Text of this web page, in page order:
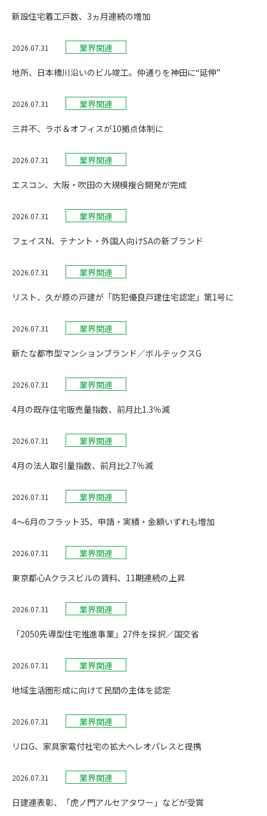
新設住宅着工戸数、3ヵ月連続の増加
2026.07.31 業界関連
地所、日本橋川沿いのビル竣工。仲通りを神田に“延伸”
2026.07.31 業界関連
三井不、ラボ＆オフィスが10拠点体制に
2026.07.31 業界関連
エスコン、大阪・吹田の大規模複合開発が完成
2026.07.31 業界関連
フェイスN、テナント・外国人向けSAの新ブランド
2026.07.31 業界関連
リスト、久が原の戸建が「防犯優良戸建住宅認定」第1号に
2026.07.31 業界関連
新たな都市型マンションブランド／ボルテックスG
2026.07.31 業界関連
4月の既存住宅販売量指数、前月比1.3％減
2026.07.31 業界関連
4月の法人取引量指数、前月比2.7％減
2026.07.31 業界関連
4〜6月のフラット35、申請・実績・金額いずれも増加
2026.07.31 業界関連
東京都心Aクラスビルの賃料、11期連続の上昇
2026.07.31 業界関連
「2050先導型住宅推進事業」27件を採択／国交省
2026.07.31 業界関連
地域生活圏形成に向けて民間の主体を認定
2026.07.31 業界関連
リロG、家具家電付社宅の拡大へレオパレスと提携
2026.07.31 業界関連
日建連表彰、「虎ノ門アルセアタワー」などが受賞